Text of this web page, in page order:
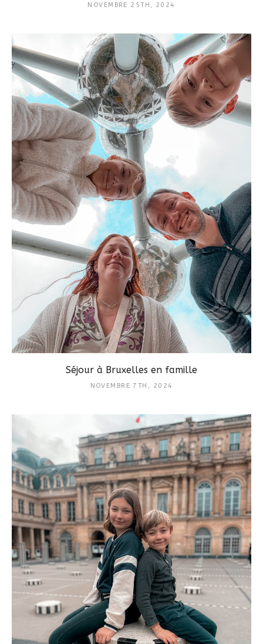
NOVEMBRE 25TH, 2024
Séjour à Bruxelles en famille
NOVEMBRE 7TH, 2024